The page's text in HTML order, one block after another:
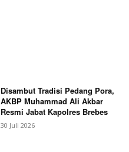
Disambut Tradisi Pedang Pora,
AKBP Muhammad Ali Akbar
Resmi Jabat Kapolres Brebes
30 Juli 2026